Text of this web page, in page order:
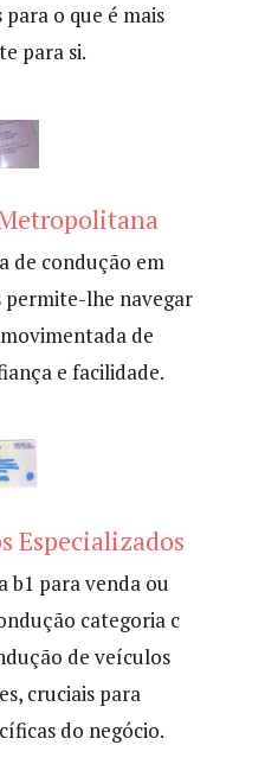
o que é mais
para si.
de condução em
permite-lhe navegar
de
e facilidade.
Especializados
b1 para venda ou
categoria c
de veículos
cruciais para
do negócio.